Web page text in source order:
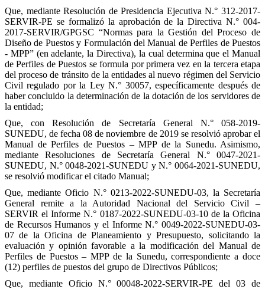
Que, mediante Resolución de Presidencia Ejecutiva N.° 312-2017-
SERVIR-PE se formalizó la aprobación de la Directiva N.° 004-
2017-SERVIR/GPGSC “Normas para la Gestión del Proceso de
Diseño de Puestos y Formulación del Manual de Perfiles de Puestos
- MPP” (en adelante, la Directiva), la cual determina que el Manual
de Perfiles de Puestos se formula por primera vez en la tercera etapa
del proceso de tránsito de la entidades al nuevo régimen del Servicio
Civil regulado por la Ley N.° 30057, específicamente después de
haber concluido la determinación de la dotación de los servidores de
la entidad;
Que, con Resolución de Secretaría General N.° 058-2019-
SUNEDU, de fecha 08 de noviembre de 2019 se resolvió aprobar el
Manual de Perfiles de Puestos – MPP de la Sunedu. Asimismo,
mediante Resoluciones de Secretaría General N.° 0047-2021-
SUNEDU, N.° 0048-2021-SUNEDU y N.° 0064-2021-SUNEDU,
se resolvió modificar el citado Manual;
Que, mediante Oficio N.° 0213-2022-SUNEDU-03, la Secretaría
General remite a la Autoridad Nacional del Servicio Civil –
SERVIR el Informe N.° 0187-2022-SUNEDU-03-10 de la Oficina
de Recursos Humanos y el Informe N.° 0049-2022-SUNEDU-03-
07 de la Oficina de Planeamiento y Presupuesto, solicitando la
evaluación y opinión favorable a la modificación del Manual de
Perfiles de Puestos – MPP de la Sunedu, correspondiente a doce
(12) perfiles de puestos del grupo de Directivos Públicos;
Que, mediante Oficio N.° 00048-2022-SERVIR-PE del 03 de